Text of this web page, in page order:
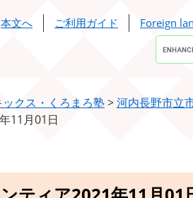
本文へ ご利用ガイド Foreign
Google
カ
ス
索
ックス・くろまろ塾>河内長野市立
11月01日